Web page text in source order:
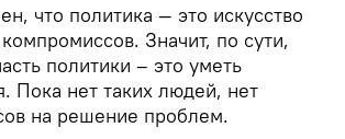
что политика — это искусство
Значит, по сути,
политики – это уметь
Пока нет таких людей, нет
на решение проблем.